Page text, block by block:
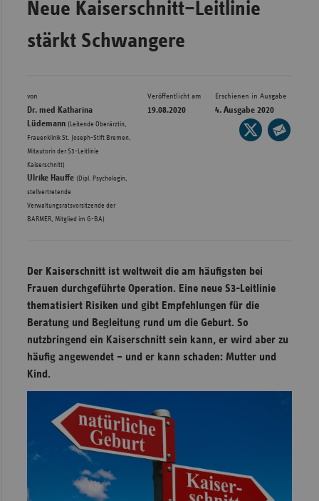
Hessen
Neue Kaiserschnitt–Leitlinie
stärkt Schwangere
von
Dr. med Katharina
Lüdemann (Leitende Oberärztin,
Frauenklinik St. Joseph-Stift Bremen,
Mitautorin der S3-Leitlinie
Kaiserschnitt),
Ulrike Hauffe (Dipl. Psychologin,
stellvertretende
Verwaltungsratsvorsitzende der
BARMER, Mitglied im G-BA)
Veröffentlicht am
19.08.2020
Erschienen in Ausgabe
4. Ausgabe 2020
Seite
auf
Der Kaiserschnitt ist weltweit die am häufigsten bei
Frauen durchgeführte Operation. Eine neue S3-Leitlinie
thematisiert Risiken und gibt Empfehlungen für die
Beratung und Begleitung rund um die Geburt. So
nutzbringend ein Kaiserschnitt sein kann, er wird aber zu
häufig angewendet – und er kann schaden: Mutter und
Kind.